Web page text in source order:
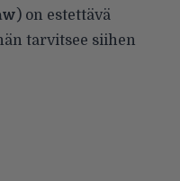
) on estettävä
tarvitsee siihen